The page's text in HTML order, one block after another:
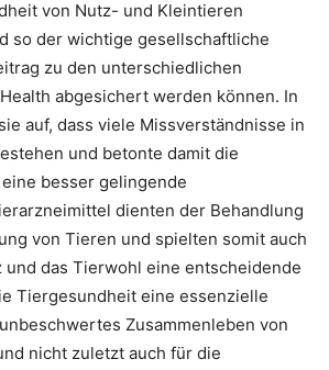
von Nutz- und Kleintieren
so der wichtige gesellschaftliche
zu den unterschiedlichen
abgesichert werden können. In
auf, dass viele Missverständnisse in
und betonte damit die
besser gelingende
dienten der Behandlung
von Tieren und spielten somit auch
das Tierwohl eine entscheidende
Tiergesundheit eine essenzielle
Zusammenleben von
nicht zuletzt auch für die